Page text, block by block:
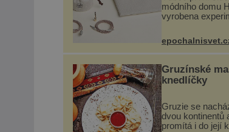
módního domu
vyrobena
Horizons.
vyžádal dva
se ručně šitou
kovový...
Gruzínské
knedlíčky
Gruzie se
dvou kontinentů
promítá i do její